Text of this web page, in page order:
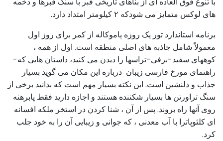
های لوکس متمایز می شودکه ۲ کیلومتر امتداد دارد.
برنامه استاندارد تور یک روزه پاموکاله از کمر برای روز اول
معمولاً شامل جاذبه های اصلی منطقه است. اول از همه ،
کوههای سفید-برفی-تراسها را دیدن می کنید، داستان هایی که-
راهنمای مورخ فارسی زیبان درباره این مکان می گوید بسیار
جذاب و دلنشین است. این نکته بسیار مهم است که بدانید برخی از
سنگ تراورتن ها بسیار شکننده هستند و اجازه دارید فقط پابرهنه
روی آنها راه بروند. پس از آن ، شنا کردن در استخر ملکه افسانه
ای کلئوپاترا با آب معدنی ، که جوانی و زیبایی آن را به خود جلب
کرد.